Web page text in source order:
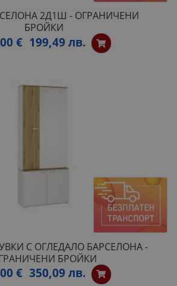
2Д1Ш - ОГРАНИЧЕНИ
БРОЙКИ
€ 199,49 лв.
С ОГЛЕДАЛО БАРСЕЛОНА -
БРОЙКИ
€ 350,09 лв.